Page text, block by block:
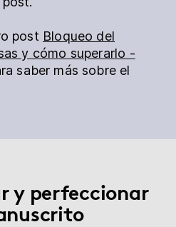
post Bloqueo del
y cómo superarlo -
saber más sobre el
y perfeccionar